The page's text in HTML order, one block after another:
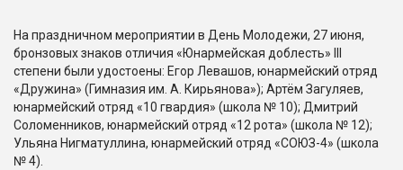
На праздничном мероприятии в День Молодежи, 27 июня,
бронзовых знаков отличия «Юнармейская доблесть» III
степени были удостоены: Егор Левашов, юнармейский отряд
«Дружина» (Гимназия им. А. Кирьянова»); Артём Загуляев,
юнармейский отряд «10 гвардия» (школа № 10); Дмитрий
Соломенников, юнармейский отряд «12 рота» (школа № 12);
Ульяна Нигматуллина, юнармейский отряд «СОЮЗ-4» (школа
№ 4).